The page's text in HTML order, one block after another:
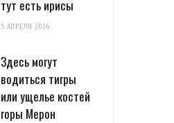
тут есть ирисы
5 АПРЕЛЯ 2026
Здесь могут
водиться тигры
или ущелье костей
горы Мерон